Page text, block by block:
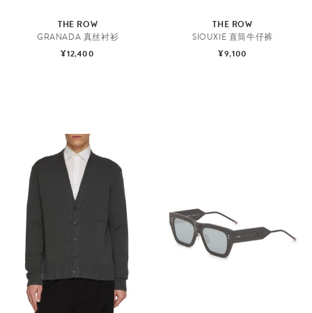
THE ROW
GRANADA 真丝衬衫
¥12,400
THE ROW
SIOUXIE 直筒牛仔裤
¥9,100